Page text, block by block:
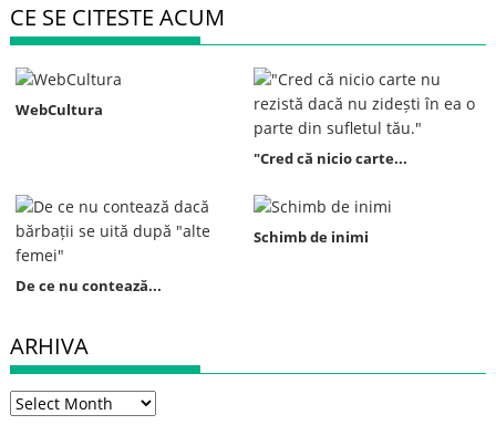
CE SE CITESTE ACUM
WebCultura
"Cred că nicio carte...
De ce nu contează...
Schimb de inimi
ARHIVA
Arhiva